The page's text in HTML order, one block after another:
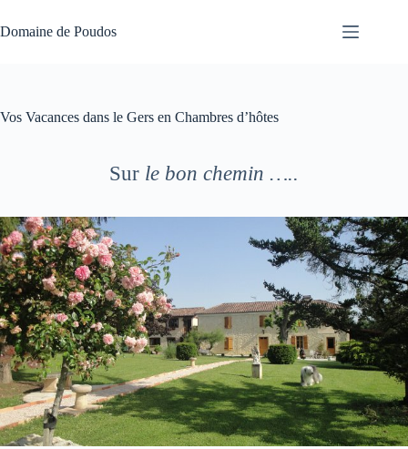
au
contenu
Domaine de Poudos
Vos Vacances dans le Gers en Chambres d’hôtes
Sur le bon chemin …..